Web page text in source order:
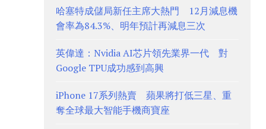
哈塞特成儲局新任主席大熱門 12月減息機
會率為84.3%、明年預計再減息三次
英偉達：Nvidia AI芯片領先業界一代 對
Google TPU成功感到高興
iPhone 17系列熱賣 蘋果將打低三星、重
奪全球最大智能手機商寶座